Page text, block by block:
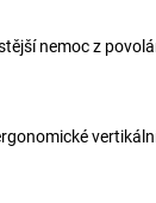
nemoc z